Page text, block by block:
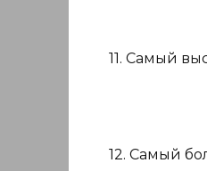
11. Самый
12. Самый